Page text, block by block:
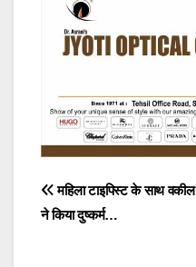
Post
navigation
महिला टाइपिस्ट के साथ वकील
ने किया दुष्कर्म…